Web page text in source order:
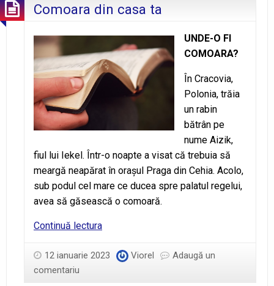
Comoara din casa ta
UNDE-O FI
COMOARA?
În Cracovia,
Polonia, trăia
un rabin
bătrân pe
nume Aizik,
fiul lui Iekel. Într-o noapte a visat că trebuia să
meargă neapărat în orașul Praga din Cehia. Acolo,
sub podul cel mare ce ducea spre palatul regelui,
avea să găsească o comoară.
Continuă lecturaComoara
casa
12 ianuarie 2023 Viorel
Adaugă un
comentariu